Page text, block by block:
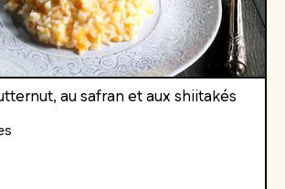
au safran et aux shiitakés